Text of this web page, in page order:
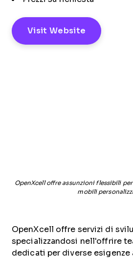
Visit Website
OpenXcell offre assunzioni flessibili
mobili
OpenXcell offre servizi di
specializzandosi nell'offrire
dedicati per diverse esigenze